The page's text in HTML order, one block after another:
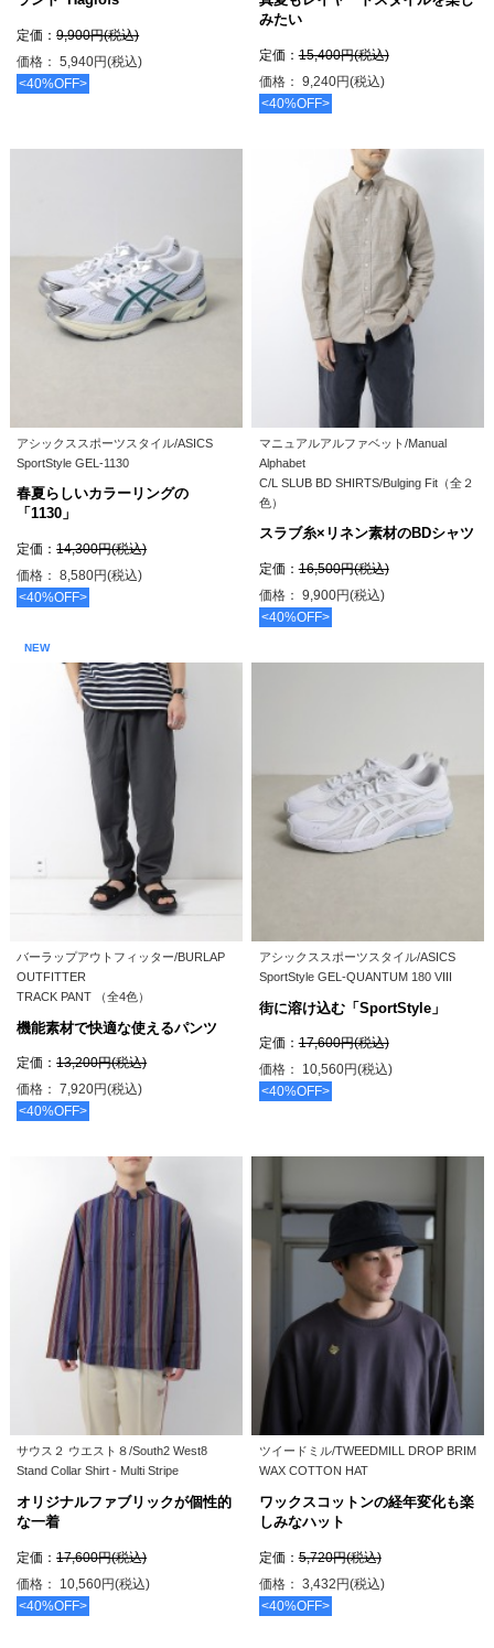
定価：9,900円(税込)
価格： 5,940円(税込)
<40%OFF>
みたい
定価：15,400円(税込)
価格： 9,240円(税込)
<40%OFF>
アシックススポーツスタイル/ASICS
SportStyle GEL-1130
春夏らしいカラーリングの
「1130」
定価：14,300円(税込)
価格： 8,580円(税込)
<40%OFF>
マニュアルアルファベット/Manual
Alphabet
C/L SLUB BD SHIRTS/Bulging Fit（全２
色）
スラブ糸×リネン素材のBDシャツ
定価：16,500円(税込)
価格： 9,900円(税込)
<40%OFF>
NEW
バーラップアウトフィッター/BURLAP
OUTFITTER
TRACK PANT （全4色）
機能素材で快適な使えるパンツ
定価：13,200円(税込)
価格： 7,920円(税込)
<40%OFF>
アシックススポーツスタイル/ASICS
SportStyle GEL-QUANTUM 180 VIII
街に溶け込む「SportStyle」
定価：17,600円(税込)
価格： 10,560円(税込)
<40%OFF>
サウス２ ウエスト８/South2 West8
Stand Collar Shirt - Multi Stripe
オリジナルファブリックが個性的
な一着
定価：17,600円(税込)
価格： 10,560円(税込)
<40%OFF>
ツイードミル/TWEEDMILL DROP BRIM
WAX COTTON HAT
ワックスコットンの経年変化も楽
しみなハット
定価：5,720円(税込)
価格： 3,432円(税込)
<40%OFF>